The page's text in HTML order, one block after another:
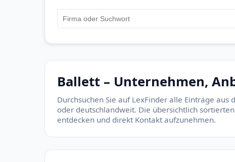
Ballett – Unternehmen,
Durchsuchen Sie auf LexFinder alle Einträge
oder deutschlandweit. Die übersichtlich
entdecken und direkt Kontakt aufzunehmen.